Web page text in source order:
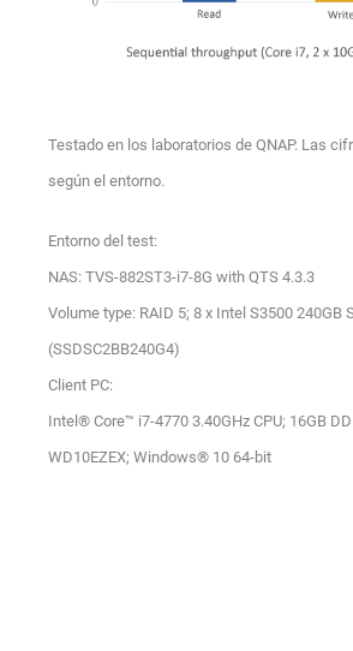
Testado en los laboratorios de QNAP. Las
según el entorno.
Entorno del test:
NAS: TVS-882ST3-i7-8G with QTS 4.3.3
Volume type: RAID 5; 8 x Intel S3500 240GB
(SSDSC2BB240G4)
Client PC:
Intel® Core™ i7-4770 3.40GHz CPU; 16GB
WD10EZEX; Windows® 10 64-bit